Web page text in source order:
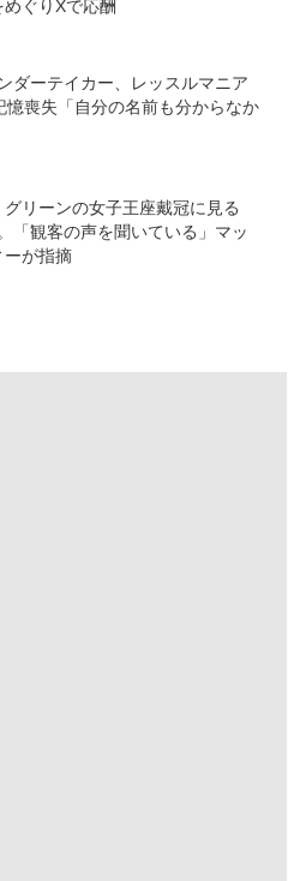
ぐりXで応酬
ダーテイカー、レッスルマニア
憶喪失「自分の名前も分からなか
リーンの女子王座戴冠に見る
「観客の声を聞いている」マッ
ーが指摘